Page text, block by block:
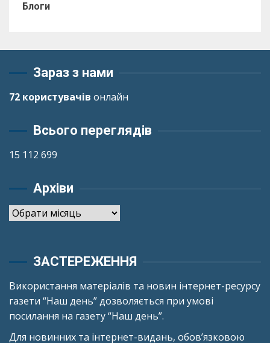
Блоги
Зараз з нами
72 користувачів онлайн
Всього переглядів
15 112 699
Архіви
Архіви
ЗАСТЕРЕЖЕННЯ
Використання матеріалів та новин інтернет-ресурсу
газети “Наш день” дозволяється при умові
посилання на газету “Наш день”.
Для новинних та інтернет-видань, обов’язковою